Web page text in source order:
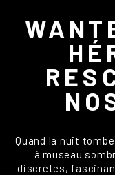
Quand la nuit
à museau
discrètes,